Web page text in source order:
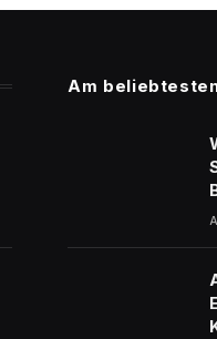
Am